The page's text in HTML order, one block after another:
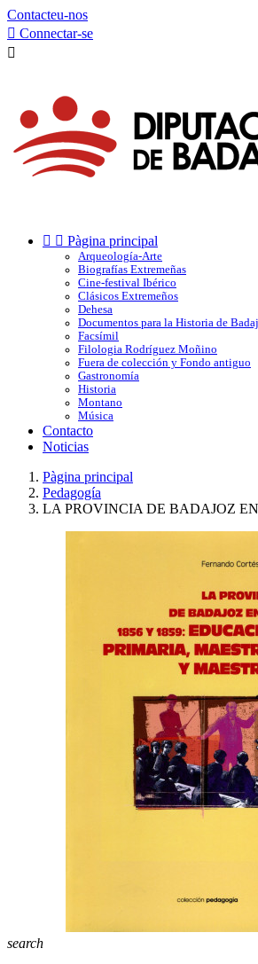
Contacteu-nos
 Connectar-se

  Pàgina principal
Arqueología-Arte
Biografías Extremeñas
Cine-festival Ibérico
Clásicos Extremeños
Dehesa
Documentos para la Historia de
Facsímil
Filologia Rodríguez Moñino
Fuera de colección y Fondo antiguo
Gastronomía
Historia
Montano
Música
Contacto
Noticias
Pàgina principal
Pedagogía
LA PROVINCIA DE BADAJOZ
search